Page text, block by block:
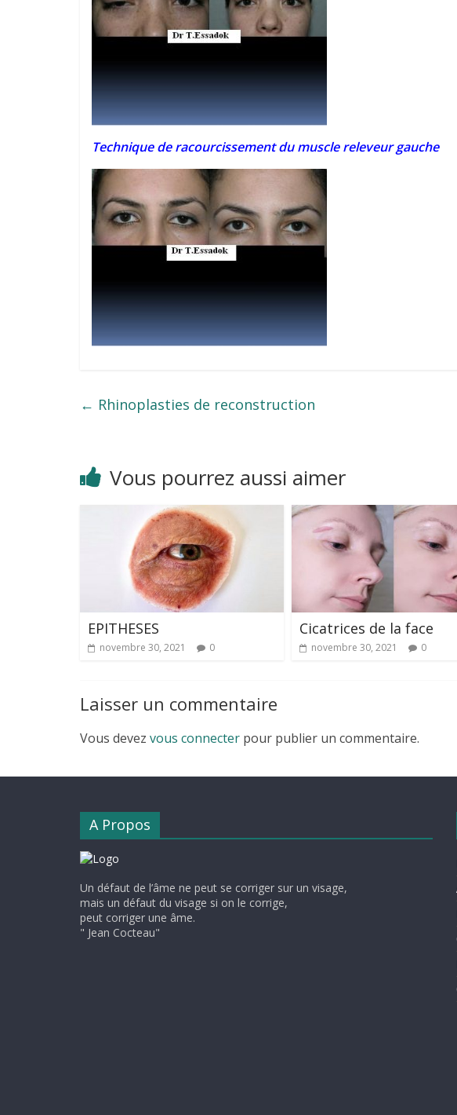
Technique de racourcissement du muscle releveur gauche
← Rhinoplasties de reconstruction
Vous pourrez aussi aimer
EPITHESES
novembre 30, 2021 0
Cicatrices de la face
novembre 30, 2021 0
Laisser un commentaire
Vous devez vous connecter pour publier un commentaire.
A Propos
Un défaut de l’âme ne peut se corriger sur un visage,
mais un défaut du visage si on le corrige,
peut corriger une âme.
" Jean Cocteau"